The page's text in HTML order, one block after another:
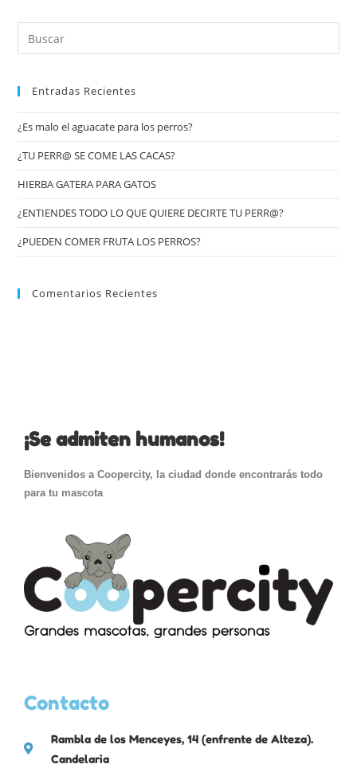
Entradas Recientes
¿Es malo el aguacate para los perros?
¿TU PERR@ SE COME LAS CACAS?
HIERBA GATERA PARA GATOS
¿ENTIENDES TODO LO QUE QUIERE DECIRTE TU PERR@?
¿PUEDEN COMER FRUTA LOS PERROS?
Comentarios Recientes
¡Se admiten humanos!
Bienvenidos a Coopercity, la ciudad donde encontrarás todo
para tu mascota
Contacto
Rambla de los Menceyes, 14 (enfrente de Alteza).
Candelaria